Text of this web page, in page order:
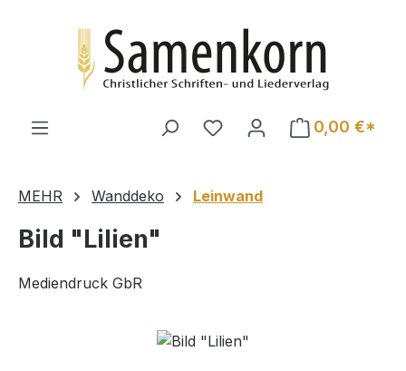
0,00 €*
MEHR Wanddeko Leinwand
Bild "Lilien"
Mediendruck GbR
Bildergalerie überspringen